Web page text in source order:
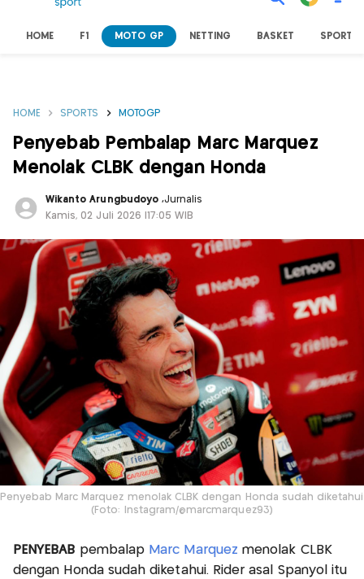
HOME F1 MOTO GP NETTING BASKET SPORT
HOME SPORTS MOTOGP
Penyebab Pembalap Marc Marquez
Menolak CLBK dengan Honda
Wikanto Arungbudoyo ,Jurnalis
Kamis, 02 Juli 2026 |17:05 WIB
Penyebab Marc Marquez menolak CLBK dengan Honda sudah diketahui
(Foto: Instagram/@marcmarquez93)
PENYEBAB pembalap Marc Marquez menolak CLBK
dengan Honda sudah diketahui. Rider asal Spanyol itu